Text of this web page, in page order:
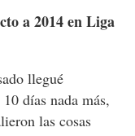
a 2014 en Liga
llegué
días nada más,
las cosas